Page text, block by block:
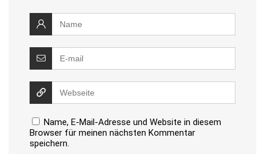
Name, E-Mail-Adresse und Website in diesem
Browser für meinen nächsten Kommentar
speichern.